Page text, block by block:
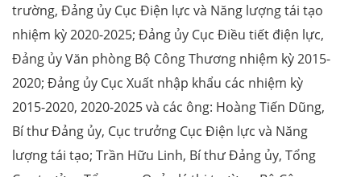
trường, Đảng ủy Cục Điện lực và Năng lượng tái tạo
nhiệm kỳ 2020-2025; Đảng ủy Cục Điều tiết điện lực,
Đảng ủy Văn phòng Bộ Công Thương nhiệm kỳ 2015-
2020; Đảng ủy Cục Xuất nhập khẩu các nhiệm kỳ
2015-2020, 2020-2025 và các ông: Hoàng Tiến Dũng,
Bí thư Đảng ủy, Cục trưởng Cục Điện lực và Năng
lượng tái tạo; Trần Hữu Linh, Bí thư Đảng ủy, Tổng